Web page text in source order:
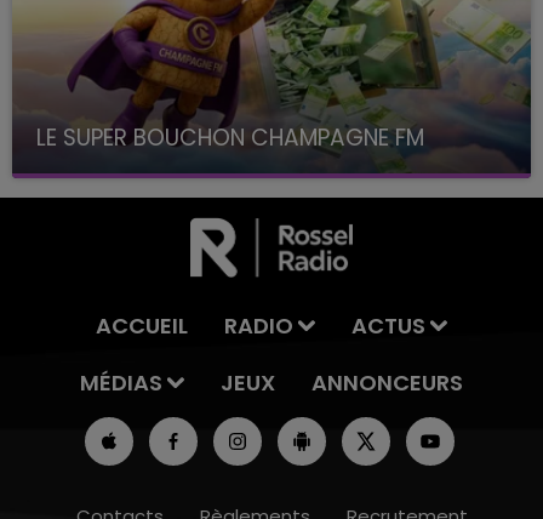
LE SUPER BOUCHON CHAMPAGNE FM
avec La Famille Champagne FM, à 8H10
ACCUEIL RADIO
ACTUS
MÉDIAS
JEUX ANNONCEURS